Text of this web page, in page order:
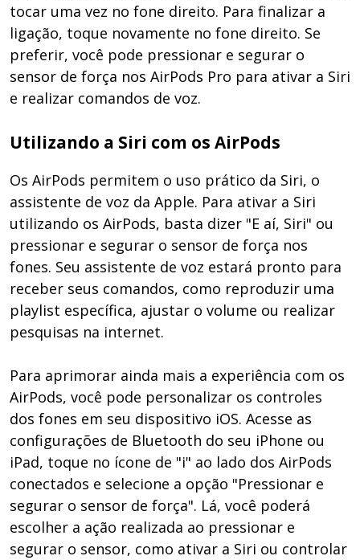
tocar uma vez no fone direito. Para finalizar a
ligação, toque novamente no fone direito. Se
preferir, você pode pressionar e segurar o
sensor de força nos AirPods Pro para ativar a Siri
e realizar comandos de voz.
Utilizando a Siri com os AirPods
Os AirPods permitem o uso prático da Siri, o
assistente de voz da Apple. Para ativar a Siri
utilizando os AirPods, basta dizer "E aí, Siri" ou
pressionar e segurar o sensor de força nos
fones. Seu assistente de voz estará pronto para
receber seus comandos, como reproduzir uma
playlist específica, ajustar o volume ou realizar
pesquisas na internet.
Para aprimorar ainda mais a experiência com os
AirPods, você pode personalizar os controles
dos fones em seu dispositivo iOS. Acesse as
configurações de Bluetooth do seu iPhone ou
iPad, toque no ícone de "i" ao lado dos AirPods
conectados e selecione a opção "Pressionar e
segurar o sensor de força". Lá, você poderá
escolher a ação realizada ao pressionar e
segurar o sensor, como ativar a Siri ou controlar